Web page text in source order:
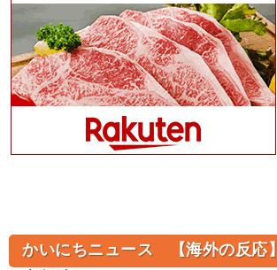
かいにちニュース 【海外の反応】